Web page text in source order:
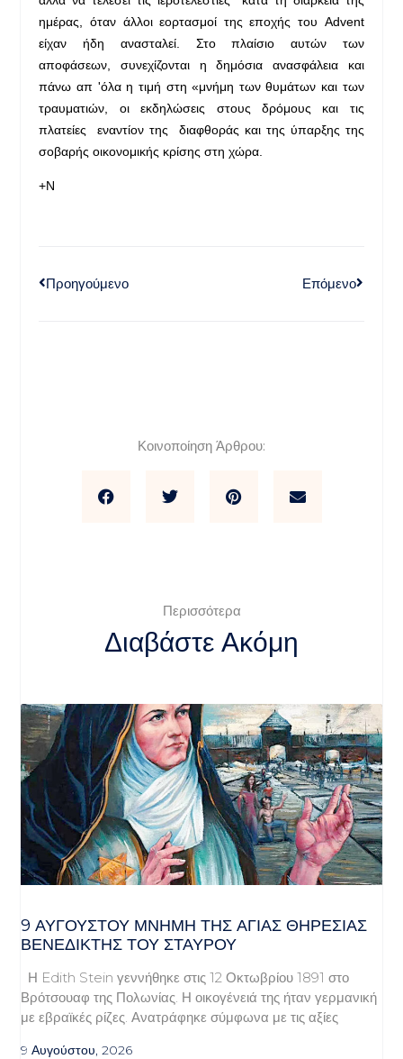
ημέρας, όταν άλλοι εορτασμοί της εποχής του Advent
είχαν ήδη ανασταλεί. Στο πλαίσιο αυτών των
αποφάσεων, συνεχίζονται η δημόσια ανασφάλεια και
πάνω απ 'όλα η τιμή στη «μνήμη των θυμάτων και των
τραυματιών, οι εκδηλώσεις στους δρόμους και τις
πλατείες εναντίον της διαφθοράς και της ύπαρξης της
σοβαρής οικονομικής κρίσης στη χώρα.
+Ν
Προηγούμενο Επόμενο
Κοινοποίηση Άρθρου:
Περισσότερα
Διαβάστε Ακόμη
9 ΑΥΓΟΥΣΤΟΥ ΜΝΗΜΗ ΤΗΣ ΑΓΙΑΣ ΘΗΡΕΣΙΑΣ
ΒΕΝΕΔΙΚΤΗΣ ΤΟΥ ΣΤΑΥΡΟΥ
Η Edith Stein γεννήθηκε στις 12 Οκτωβρίου 1891 στο
Βρότσουαφ της Πολωνίας. Η οικογένειά της ήταν γερμανική
με εβραϊκές ρίζες. Ανατράφηκε σύμφωνα με τις αξίες
9 Αυγούστου, 2026